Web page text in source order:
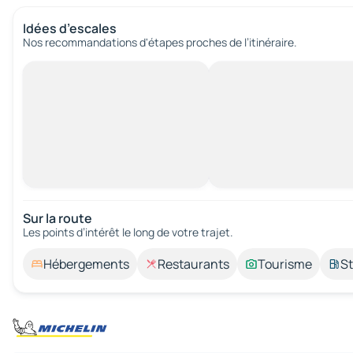
Idées d’escales
Nos recommandations d'étapes proches de l’itinéraire.
Sur la route
Les points d’intérêt le long de votre trajet.
Hébergements Restaurants Tourisme